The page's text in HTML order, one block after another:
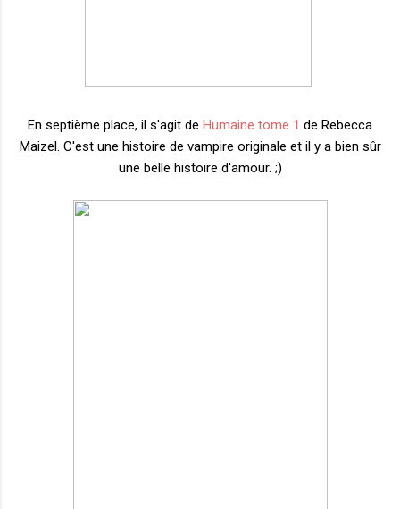
En septième place, il s'agit de Humaine tome 1 de Rebecca
Maizel. C'est une histoire de vampire originale et il y a bien sûr
une belle histoire d'amour. ;)